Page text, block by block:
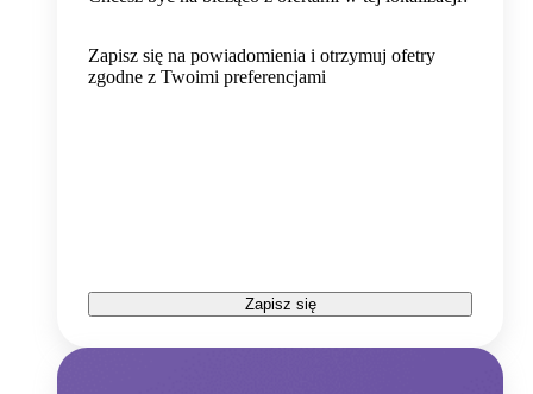
Zapisz się na powiadomienia i otrzymuj ofetry
zgodne z Twoimi preferencjami
Zapisz się